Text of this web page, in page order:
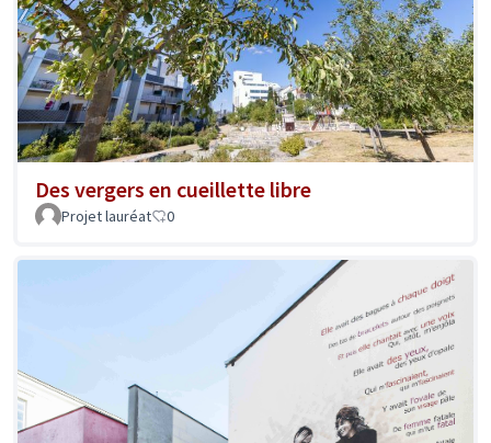
Des vergers en cueillette libre
Projet lauréat 0